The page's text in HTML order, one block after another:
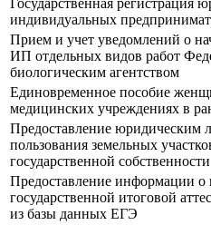
Государственная регистрация
индивидуальных
Прием и учет уведомлений о
ИП отдельных видов работ
биологическим агентством
Единовременное пособие
медицинских учреждениях в
Предоставление юридическим
пользования земельных
государственной собственности
Предоставление информации о
государственной итоговой
из базы данных ЕГЭ